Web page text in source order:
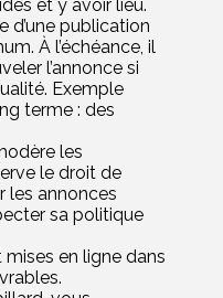
et y avoir lieu.
d’une publication
À l’échéance, il
l’annonce si
Exemple
terme : des
les
le droit de
les annonces
sa politique
en ligne dans
.